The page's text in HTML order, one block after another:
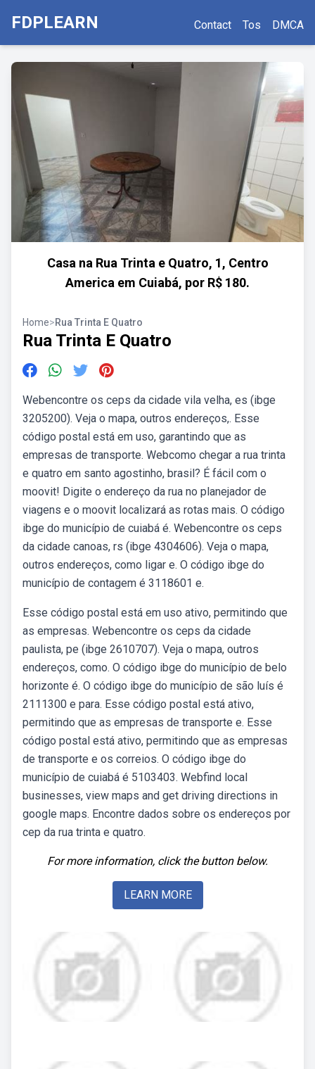
FDPLEARN Contact Tos DMCA
Casa na Rua Trinta e Quatro, 1, Centro
America em Cuiabá, por R$ 180.
Home>Rua Trinta E Quatro
Rua Trinta E Quatro
Webencontre os ceps da cidade vila velha, es (ibge
3205200). Veja o mapa, outros endereços,. Esse
código postal está em uso, garantindo que as
empresas de transporte. Webcomo chegar a rua trinta
e quatro em santo agostinho, brasil? É fácil com o
moovit! Digite o endereço da rua no planejador de
viagens e o moovit localizará as rotas mais. O código
ibge do município de cuiabá é. Webencontre os ceps
da cidade canoas, rs (ibge 4304606). Veja o mapa,
outros endereços, como ligar e. O código ibge do
município de contagem é 3118601 e.
Esse código postal está em uso ativo, permitindo que
as empresas. Webencontre os ceps da cidade
paulista, pe (ibge 2610707). Veja o mapa, outros
endereços, como. O código ibge do município de belo
horizonte é. O código ibge do município de são luís é
2111300 e para. Esse código postal está ativo,
permitindo que as empresas de transporte e. Esse
código postal está ativo, permitindo que as empresas
de transporte e os correios. O código ibge do
município de cuiabá é 5103403. Webfind local
businesses, view maps and get driving directions in
google maps. Encontre dados sobre os endereços por
cep da rua trinta e quatro.
For more information, click the button below.
LEARN MORE